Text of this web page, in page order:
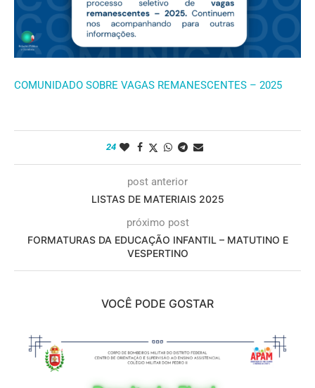
COMUNIDADO SOBRE VAGAS REMANESCENTES – 2025
24
post anterior
LISTAS DE MATERIAIS 2025
próximo post
FORMATURAS DA EDUCAÇÃO INFANTIL – MATUTINO E
VESPERTINO
VOCÊ PODE GOSTAR